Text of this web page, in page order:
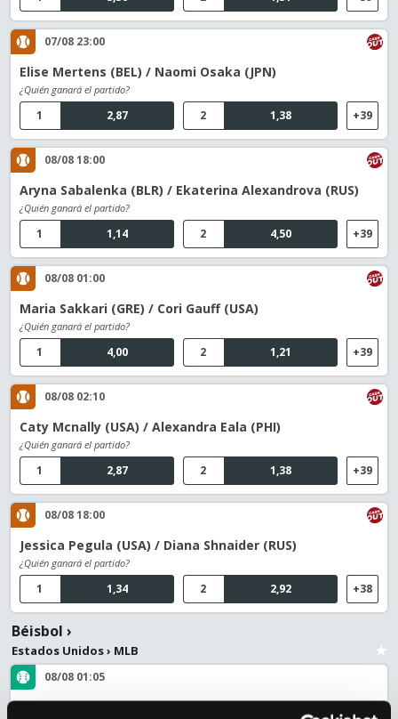
07/08 23:00
Elise Mertens (BEL) / Naomi Osaka (JPN)
¿Quién ganará el partido?
2,87
1 1,38
2 +39
08/08 18:00
Aryna Sabalenka (BLR) / Ekaterina Alexandrova (RUS)
¿Quién ganará el partido?
1,14
1 4,50
2 +39
08/08 01:00
Maria Sakkari (GRE) / Cori Gauff (USA)
¿Quién ganará el partido?
4,00
1 1,21
2 +39
08/08 02:10
Caty Mcnally (USA) / Alexandra Eala (PHI)
¿Quién ganará el partido?
2,87
1 1,38
2 +39
08/08 18:00
Jessica Pegula (USA) / Diana Shnaider (RUS)
¿Quién ganará el partido?
1,34
1 2,92
2 +38
Béisbol ›
Estados Unidos› MLB
08/08 01:05
New York Yankees / Atlanta Braves